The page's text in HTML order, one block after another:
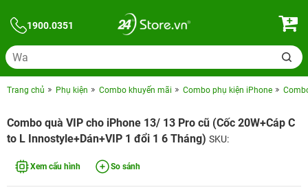
1900.0351
Trang chủ Phụ kiện Combo khuyến mãi Combo phụ kiện iPhone
Combo quà VIP cho iPhone 13/ 13 Pro cũ (Cốc 20W+Cáp C
to L Innostyle+Dán+VIP 1 đổi 1 6 Tháng) SKU:
Xem cấu hình So sánh